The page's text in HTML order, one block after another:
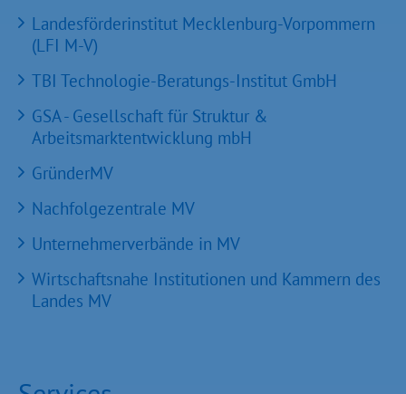
Landesförderinstitut Mecklenburg-Vorpommern
(LFI M-V)
TBI Technologie-Beratungs-Institut GmbH
GSA - Gesellschaft für Struktur &
Arbeitsmarktentwicklung mbH
GründerMV
Nachfolgezentrale MV
Unternehmerverbände in MV
Wirtschaftsnahe Institutionen und Kammern des
Landes MV